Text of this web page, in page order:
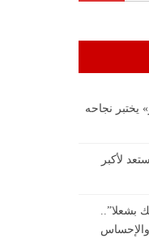
يختبر نجاحه
لأكبر
والإحساس